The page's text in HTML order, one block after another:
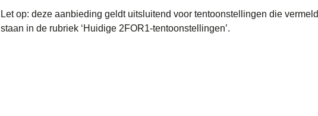
Let op: deze aanbieding geldt uitsluitend voor tentoonstellingen die vermeld
staan in de rubriek ‘Huidige 2FOR1-tentoonstellingen’.